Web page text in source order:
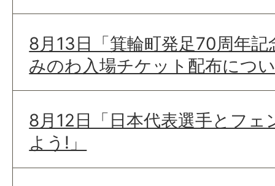
8月13日「箕輪町発足70周年
みのわ入場チケット配布につ
8月12日「日本代表選手とフ
よう!」